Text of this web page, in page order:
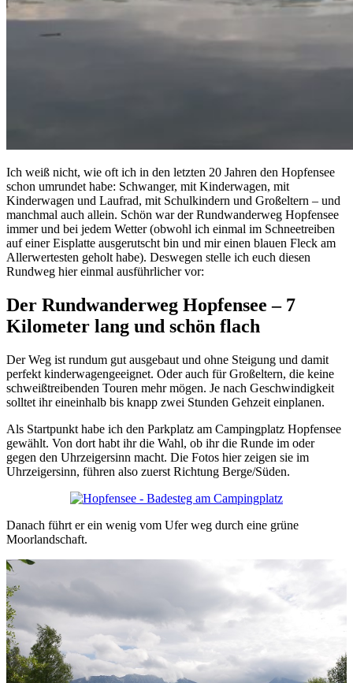
Ich weiß nicht, wie oft ich in den letzten 20 Jahren den Hopfensee
schon umrundet habe: Schwanger, mit Kinderwagen, mit
Kinderwagen und Laufrad, mit Schulkindern und Großeltern – und
manchmal auch allein. Schön war der Rundwanderweg Hopfensee
immer und bei jedem Wetter (obwohl ich einmal im Schneetreiben
auf einer Eisplatte ausgerutscht bin und mir einen blauen Fleck am
Allerwertesten geholt habe). Deswegen stelle ich euch diesen
Rundweg hier einmal ausführlicher vor:
Der Rundwanderweg Hopfensee – 7
Kilometer lang und schön flach
Der Weg ist rundum gut ausgebaut und ohne Steigung und damit
perfekt kinderwagengeeignet. Oder auch für Großeltern, die keine
schweißtreibenden Touren mehr mögen. Je nach Geschwindigkeit
solltet ihr eineinhalb bis knapp zwei Stunden Gehzeit einplanen.
Als Startpunkt habe ich den Parkplatz am Campingplatz Hopfensee
gewählt. Von dort habt ihr die Wahl, ob ihr die Runde im oder
gegen den Uhrzeigersinn macht. Die Fotos hier zeigen sie im
Uhrzeigersinn, führen also zuerst Richtung Berge/Süden.
Danach führt er ein wenig vom Ufer weg durch eine grüne
Moorlandschaft.